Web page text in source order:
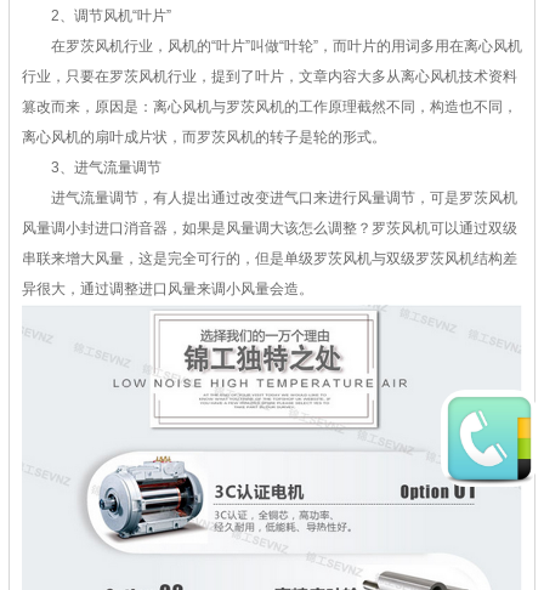
2、调节风机“叶片”
在罗茨风机行业，风机的“叶片”叫做“叶轮”，而叶片的用词多用在离心风机
行业，只要在罗茨风机行业，提到了叶片，文章内容大多从离心风机技术资料
篡改而来，原因是：离心风机与罗茨风机的工作原理截然不同，构造也不同，
离心风机的扇叶成片状，而罗茨风机的转子是轮的形式。
3、进气流量调节
进气流量调节，有人提出通过改变进气口来进行风量调节，可是罗茨风机
风量调小封进口消音器，如果是风量调大该怎么调整？罗茨风机可以通过双级
串联来增大风量，这是完全可行的，但是单级罗茨风机与双级罗茨风机结构差
异很大，通过调整进口风量来调小风量会造。